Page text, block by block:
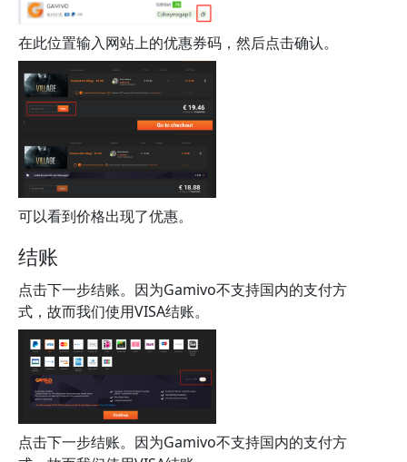
在此位置输入网站上的优惠券码，然后点击确认。
可以看到价格出现了优惠。
结账
点击下一步结账。因为Gamivo不支持国内的支付方
式，故而我们使用VISA结账。
点击下一步结账。因为Gamivo不支持国内的支付方